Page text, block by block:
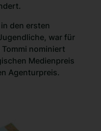
den ersten
war für
nominiert
Medienpreis
Agenturpreis.